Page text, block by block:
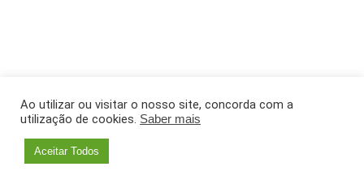
Ao utilizar ou visitar o nosso site, concorda com a
utilização de cookies. Saber mais
Aceitar Todos